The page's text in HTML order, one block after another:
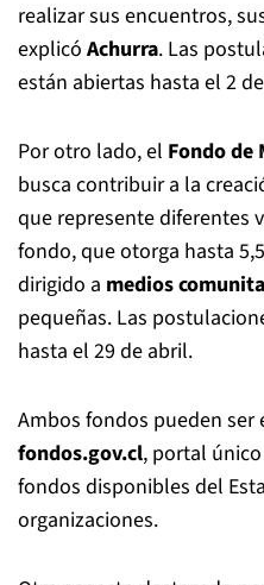
realizar sus encuentros,
explicó Achurra. Las
están abiertas hasta el 2
Por otro lado, el Fondo de
busca contribuir a la
que represente diferentes
fondo, que otorga hasta
dirigido a medios
pequeñas. Las
hasta el 29 de abril.
Ambos fondos pueden ser
fondos.gov.cl, portal
fondos disponibles del
organizaciones.